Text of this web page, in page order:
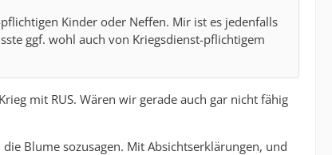
Kinder oder Neffen. Mir ist es jedenfalls
ggf. wohl auch von Kriegsdienst-pflichtigem
mit RUS. Wären wir gerade auch gar nicht fähig
Blume sozusagen. Mit Absichtserklärungen, und